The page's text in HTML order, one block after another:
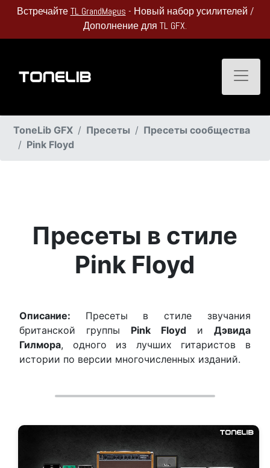
ВстречайтеTL GrandMagus - Новый набор усилителей /
Дополнение для TL GFX.
ToneLib GFX Пресеты
Пресеты сообщества
Pink Floyd
Пресеты в стиле
Pink Floyd
Описание: Пресеты в стиле звучания
британской группы Pink Floyd иДэвида
Гилмора, одного из лучших гитаристов в
истории по версии многочисленных изданий.